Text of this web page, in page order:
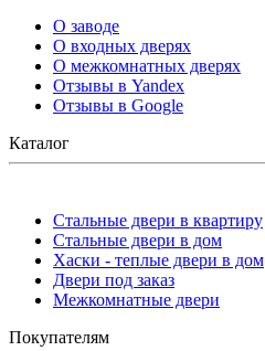
О заводе
О входных дверях
О межкомнатных дверях
Отзывы в Yandex
Отзывы в Google
Каталог
Стальные двери в квартиру
Стальные двери в дом
Хаски - теплые двери в дом
Двери под заказ
Межкомнатные двери
Покупателям